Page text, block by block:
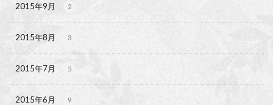
2015年9月 2
2015年8月 3
2015年7月 5
2015年6月 9